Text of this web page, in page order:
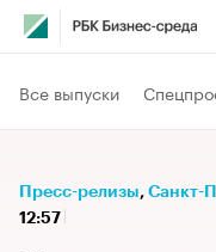
Все выпуски
Пресс-релизы⁠, Санкт-
12:57